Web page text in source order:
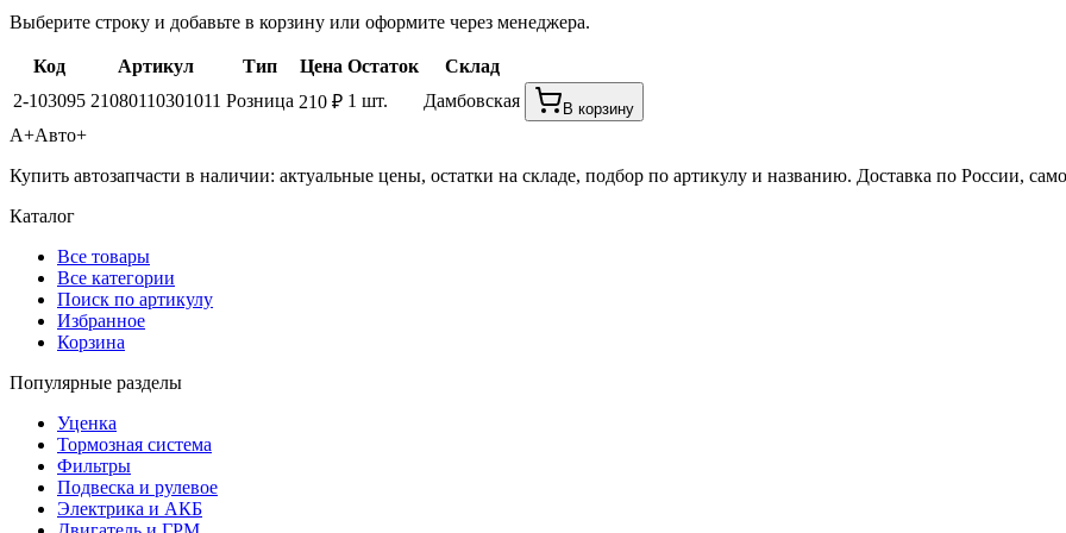
Выберите строку и добавьте в корзину или оформите через менеджера.
Код Артикул Тип Цена Остаток
Склад
2-103095 21080110301011 Розница 210 ₽ 1 шт. Дамбовская В корзину
А+Авто+
Купить автозапчасти в наличии: актуальные цены, остатки на складе, подбор по артикулу и названию. Доставка по России,
Каталог
Все товары
Все категории
Поиск по артикулу
Избранное
Корзина
Популярные разделы
Уценка
Тормозная система
Фильтры
Подвеска и рулевое
Электрика и АКБ